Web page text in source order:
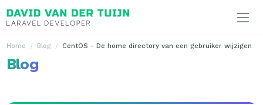
Ga naar inhoud
Home Blog CentOS - De home directory van een gebruiker wijzigen
Blog